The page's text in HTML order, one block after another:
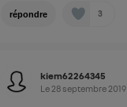
répondre 3
kiem62264345
Le 28 septembre 2019